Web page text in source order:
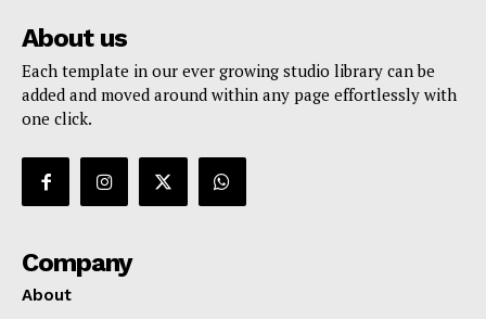
About us
Each template in our ever growing studio library can be
added and moved around within any page effortlessly with
one click.
Company
About